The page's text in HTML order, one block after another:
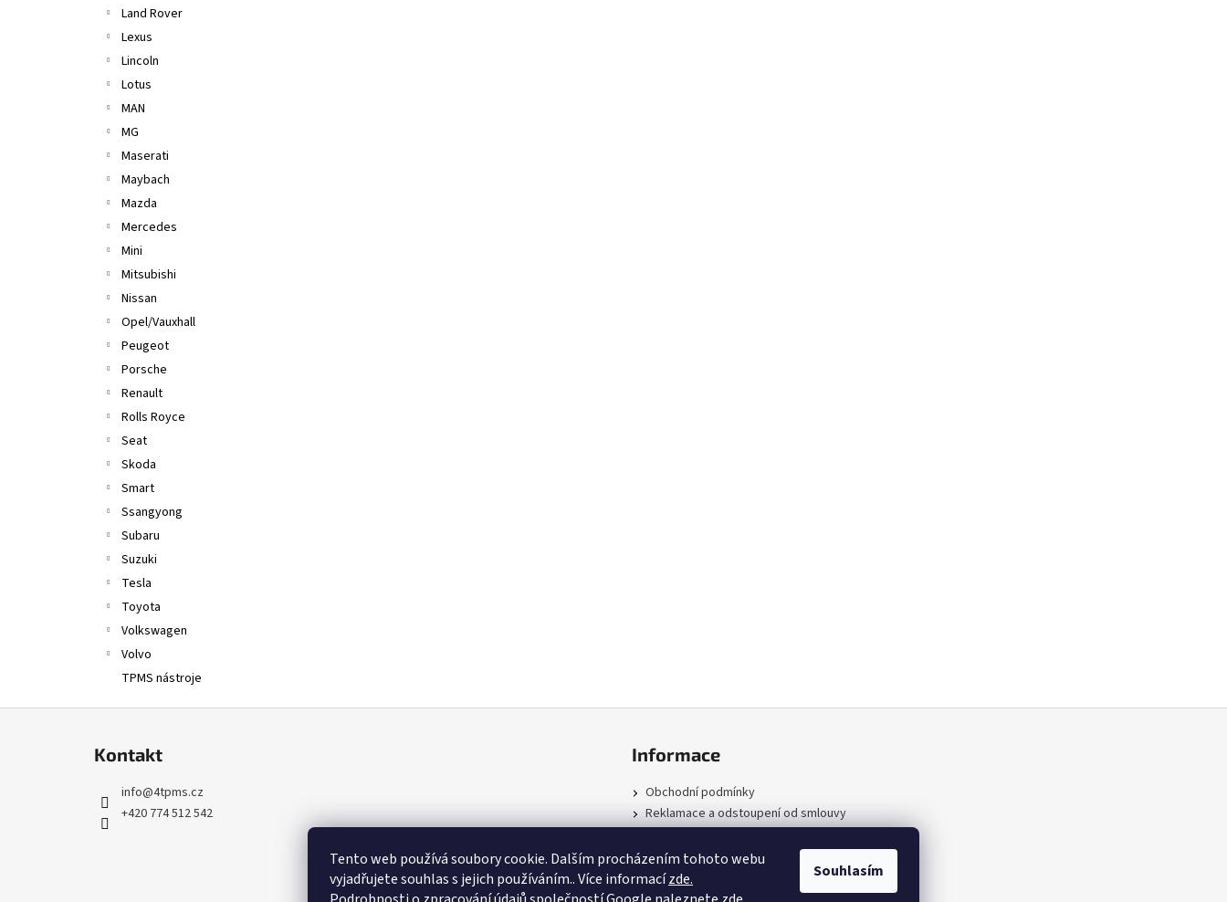
Tento web používá soubory cookie. Dalším procházením tohoto webu
vyjadřujete souhlas s jejich používáním.. Více informacízde.
Souhlasím
Land Rover
Lexus
Lincoln
Lotus
MAN
MG
Maserati
Maybach
Mazda
Mercedes
Mini
Mitsubishi
Nissan
Opel/Vauxhall
Peugeot
Porsche
Renault
Rolls Royce
Seat
Skoda
Smart
Ssangyong
Subaru
Suzuki
Tesla
Toyota
Volkswagen
Volvo
TPMS nástroje
Kontakt
info@4tpms.cz
+420 774 512 542
Informace
Obchodní podmínky
Reklamace a odstoupení od smlouvy
Zpětný odběr
Kontakty